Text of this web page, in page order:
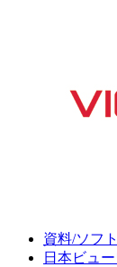
資料/ソフ
日本ビュ